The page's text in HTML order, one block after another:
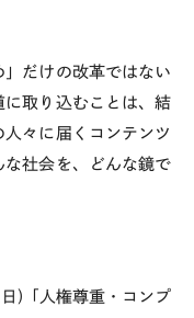
だけの改革ではない
に取り込むことは、結
々に届くコンテンツ
な社会を、どんな鏡で
日 ) 「人権尊重・コンプ